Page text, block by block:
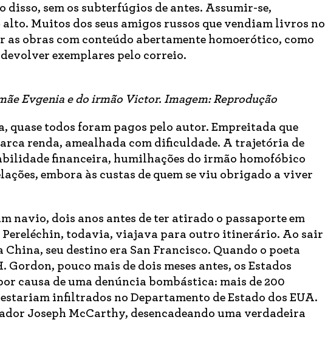
disso, sem os subterfúgios de antes. Assumir-se,
Muitos dos seus amigos russos que vendiam livros no
as obras com conteúdo abertamente homoerótico, como
exemplares pelo correio.
Evgenia e do irmão Victor. Imagem: Reprodução
quase todos foram pagos pelo autor. Empreitada que
renda, amealhada com dificuldade. A trajetória de
financeira, humilhações do irmão homofóbico
embora às custas de quem se viu obrigado a viver
navio, dois anos antes de ter atirado o passaporte em
Pereléchin, todavia, viajava para outro itinerário. Ao sair
seu destino era San Francisco. Quando o poeta
pouco mais de dois meses antes, os Estados
causa de uma denúncia bombástica: mais de 200
infiltrados no Departamento de Estado dos EUA.
Joseph McCarthy, desencadeando uma verdadeira